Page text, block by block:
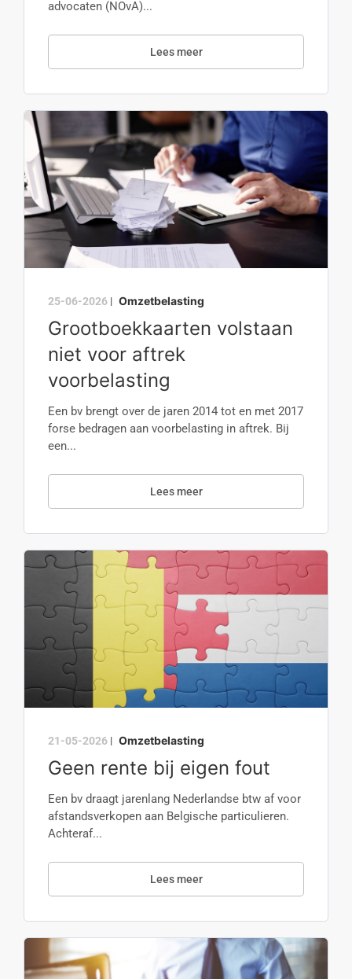
advocaten (NOvA)...
Lees meer
25-06-2026 | Omzetbelasting
Grootboekkaarten volstaan
niet voor aftrek
voorbelasting
Een bv brengt over de jaren 2014 tot en met 2017
forse bedragen aan voorbelasting in aftrek. Bij
een...
Lees meer
21-05-2026 | Omzetbelasting
Geen rente bij eigen fout
Een bv draagt jarenlang Nederlandse btw af voor
afstandsverkopen aan Belgische particulieren.
Achteraf...
Lees meer